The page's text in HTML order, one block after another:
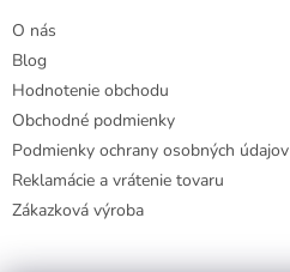
O nás
Blog
Hodnotenie obchodu
Obchodné podmienky
Podmienky ochrany osobných údajov
Reklamácie a vrátenie tovaru
Zákazková výroba